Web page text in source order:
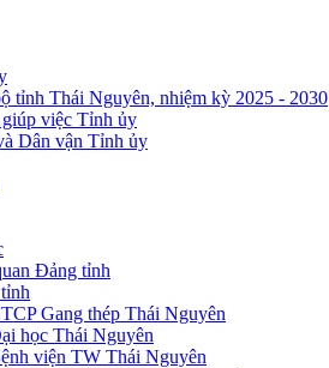
tỉnh Thái Nguyên, nhiệm kỳ 2025 - 2030
việc Tỉnh ủy
Dân vận Tỉnh ủy
Đảng tỉnh
Gang thép Thái Nguyên
học Thái Nguyên
viện TW Thái Nguyên